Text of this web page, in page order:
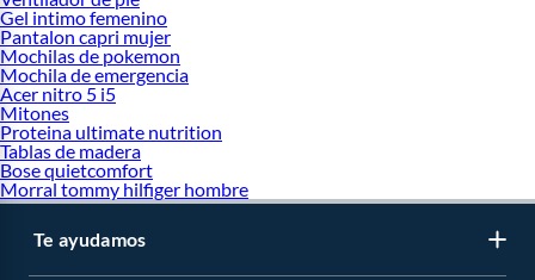
Gel intimo femenino
Pantalon capri mujer
Mochilas de pokemon
Mochila de emergencia
Acer nitro 5 i5
Mitones
Proteina ultimate nutrition
Tablas de madera
Bose quietcomfort
Morral tommy hilfiger hombre
Te ayudamos